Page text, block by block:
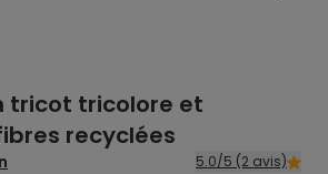
tricot tricolore et
recyclées
5.0/5 (2 avis)